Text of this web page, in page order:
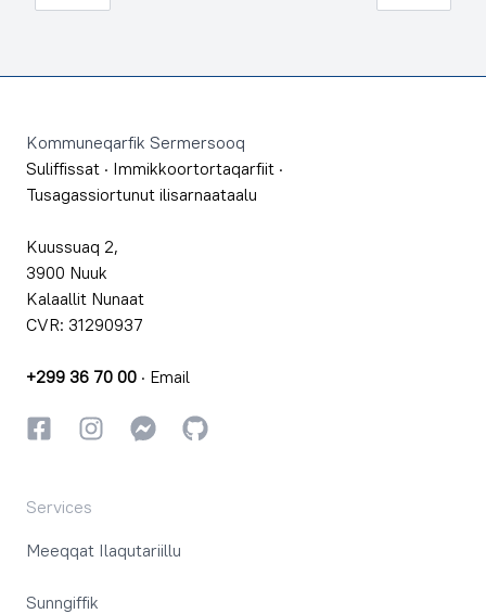
Kommuneqarfik Sermersooq
Suliffissat · Immikkoortortaqarfiit ·
Tusagassiortunut ilisarnaataalu
Kuussuaq 2,
3900 Nuuk
Kalaallit Nunaat
CVR: 31290937
+299 36 70 00 · Email
FacebookkiInstagrammiInstagrammi
GitHub
Services
Meeqqat Ilaqutariillu
Sunngiffik